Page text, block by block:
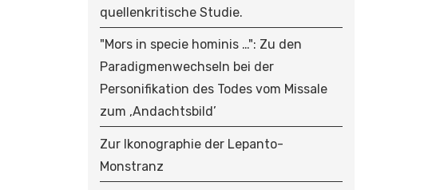
quellenkritische Studie.
"Mors in specie hominis …": Zu den
Paradigmenwechseln bei der
Personifikation des Todes vom Missale
zum ‚Andachtsbild’
Zur Ikonographie der Lepanto-
Monstranz